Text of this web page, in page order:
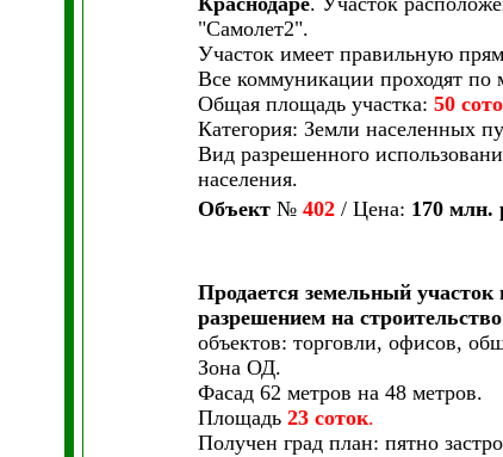
"Самолет2".
Участок имеет правильную
Все коммуникации проходят по
Общая площадь участка: 50
Категория: Земли населенных
Вид разрешенного
населения.
Объект № 402 / Цена: 170 млн.
Продается земельный
разрешением на строительство
объектов: торговли, офисов,
Зона ОД.
Фасад 62 метров на 48 метров.
Площадь 23 соток.
Получен град план: пятно